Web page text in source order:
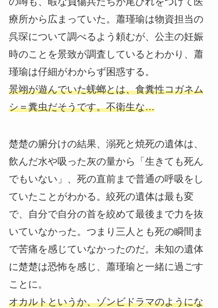
療所から広まっていた。蕭瑾瑜は物資担当の
呉琛について調べるよう頼むが、公主の妊娠
時のことを景致が調査しているとわかり、蕭
瑾瑜は仔細がわからず困惑する。
景翊が遊んでいた蜣螂とは、食糞性コガネム
シ＝糞虫だそうです。不衛生な…
楚楚の腑分けの結果、溺死と焼死の遺体は、
飲んだ水や吸った灰の量から「生きても死ん
でもいない」、死の直前まで普通の呼吸をし
ていたことがわかる。絞死の遺体は最も変
で、自分で自分の首を絞めて最後まで力を抜
いていなかった。つまり三人とも死の瞬間ま
で苦痛を感じていなかったのだ。未知の遺体
に楚楚は恐怖を感じ、蕭瑾瑜と一緒に過ごす
ことに。
オカルトというか、ゾンビドラマのようにな